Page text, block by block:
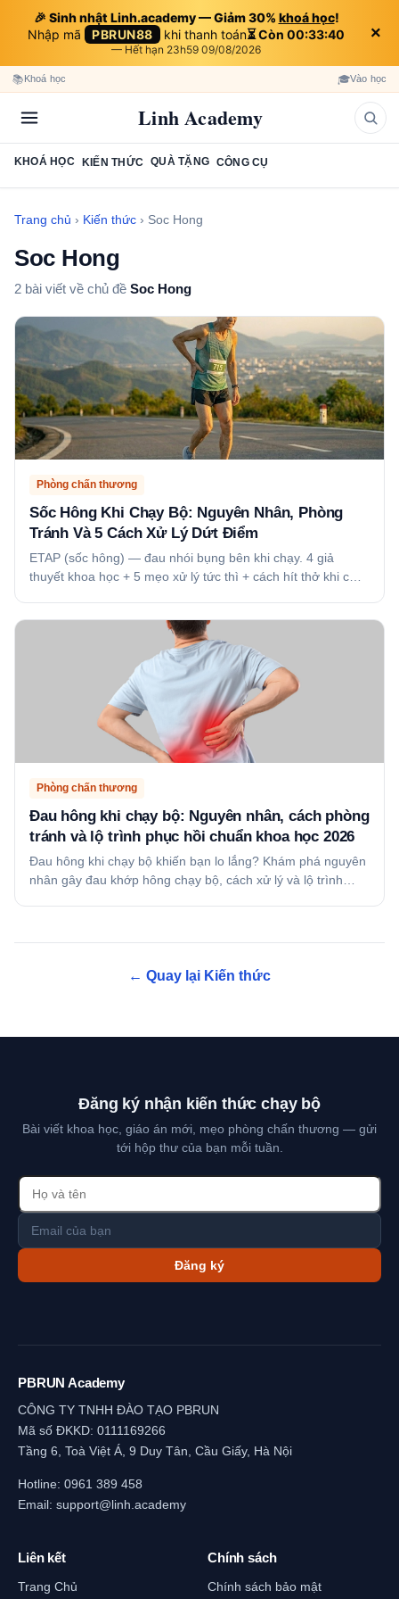
🎉 Sinh nhật Linh.academy — Giảm 30% khoá học!
Nhập mã PBRUN88 khi thanh toán⏳ Còn 00:33:40
— Hết hạn 23h59 09/08/2026
×
📚Khoá học 🎓Vào học
Linh Academy
KHOÁ HỌC KIẾN THỨC QUÀ TẶNG CÔNG CỤ
Trang chủ › Kiến thức › Soc Hong
Soc Hong
2 bài viết về chủ đề Soc Hong
Phòng chấn thương
Sốc Hông Khi Chạy Bộ: Nguyên Nhân, Phòng
Tránh Và 5 Cách Xử Lý Dứt Điểm
ETAP (sốc hông) — đau nhói bụng bên khi chạy. 4 giả
thuyết khoa học + 5 mẹo xử lý tức thì + cách hít thở khi c…
Phòng chấn thương
Đau hông khi chạy bộ: Nguyên nhân, cách phòng
tránh và lộ trình phục hồi chuẩn khoa học 2026
Đau hông khi chạy bộ khiến bạn lo lắng? Khám phá nguyên
nhân gây đau khớp hông chạy bộ, cách xử lý và lộ trình…
← Quay lại Kiến thức
Đăng ký nhận kiến thức chạy bộ
Bài viết khoa học, giáo án mới, mẹo phòng chấn thương — gửi
tới hộp thư của bạn mỗi tuần.
Đăng ký
PBRUN Academy
CÔNG TY TNHH ĐÀO TẠO PBRUN
Mã số ĐKKD: 0111169266
Tầng 6, Toà Việt Á, 9 Duy Tân, Cầu Giấy, Hà Nội
Hotline: 0961 389 458
Email: support@linh.academy
Liên kết
Trang Chủ
Chính sách
Chính sách bảo mật